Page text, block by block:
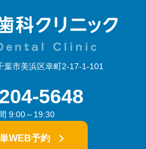
葉市美浜区幸町2-17-1-101
5648
9:00～19:30
WEB予約